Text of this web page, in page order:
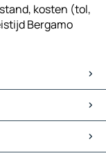
kosten (tol,
Bergamo